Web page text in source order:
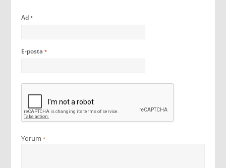
Ad*
E-posta*
Yorum*